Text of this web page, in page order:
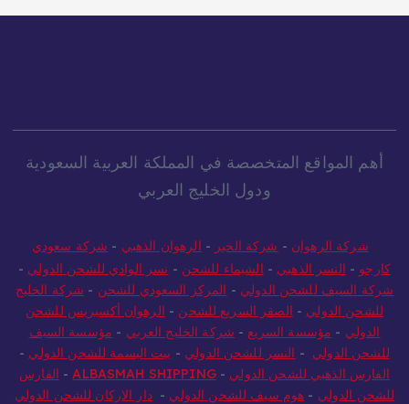
أهم المواقع المتخصصة في المملكة العربية السعودية
ودول الخليج العربي
شركة الرهوان - شركة الخير - الرهوان الذهبي - شركة سعودي
كارجو - النسر الذهبي - الشيماء للشحن - نسر الوادي للشحن الدولي -
شركة السيف للشحن الدولي - المركز السعودي للشحن - شركة الخليج
للشحن الدولي - الصقر السريع للشحن - الرهوان أكسبريس للشحن
الدولي - مؤسسة السريع - شركة الخليج العربي - مؤسسة السيف
للشحن الدولي - النسر للشحن الدولي - بيت البسمة للشحن الدولي -
الفارس الذهبي للشحن الدولي -
ALBASMAH SHIPPING
- الفارس
للشحن الدولي - هوم سيف للشحن الدولي -دار الاركان للشحن الدولي